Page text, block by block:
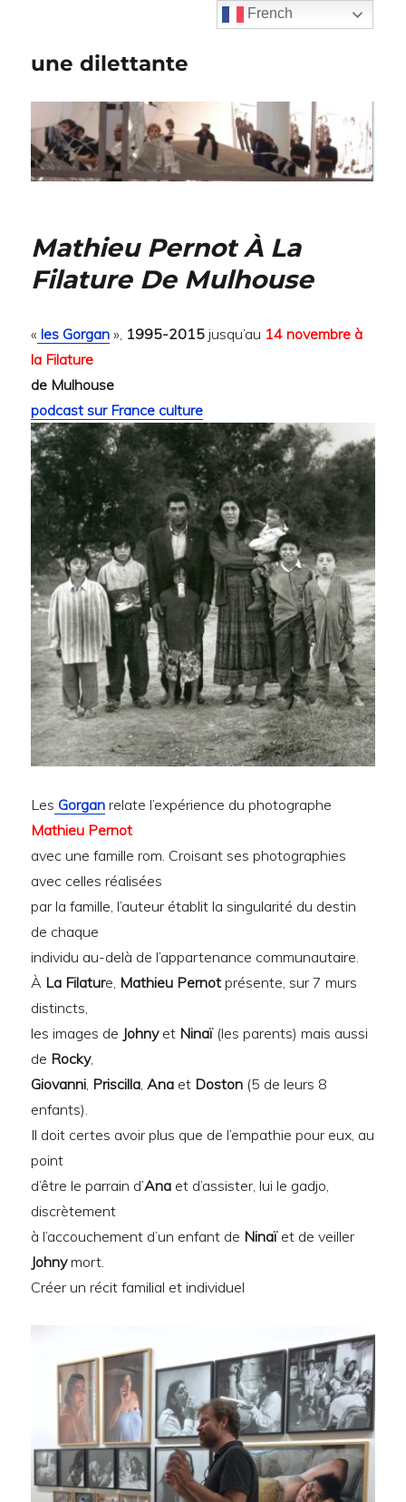
une dilettante
Mathieu Pernot À La
Filature De Mulhouse
« les Gorgan », 1995-2015 jusqu’au 14 novembre à
la Filature
de Mulhouse
podcast sur France culture
Les Gorgan relate l’expérience du photographe
Mathieu Pernot
avec une famille rom. Croisant ses photographies
avec celles réalisées
par la famille, l’auteur établit la singularité du destin
de chaque
individu au-delà de l’appartenance communautaire.
À La Filature, Mathieu Pernot présente, sur 7 murs
distincts,
les images de Johnyet Ninaï(les parents) mais aussi
de Rocky,
Giovanni, Priscilla,Ana et Doston (5 de leurs 8
enfants).
Il doit certes avoir plus que de l’empathie pour eux, au
point
d’être le parrain d’Ana et d’assister, lui le gadjo,
discrètement
à l’accouchement d’un enfant de Ninaïet de veiller
Johnymort.
Créer un récit familial et individuel
French